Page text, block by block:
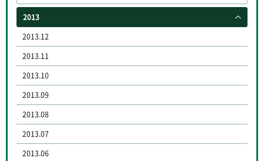
2013
2013.12
2013.11
2013.10
2013.09
2013.08
2013.07
2013.06